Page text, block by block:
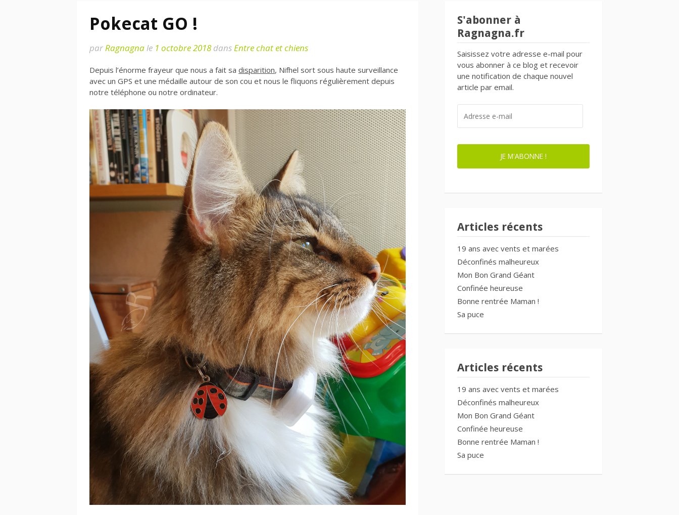
Pokecat GO !
parRagnagnale 1 octobre 2018dansEntre chat et chiens
Depuis l’énorme frayeur que nous a fait sa disparition, Nifhel sort sous haute surveillance
avec un GPS et une médaille autour de son cou et nous le fliquons régulièrement depuis
notre téléphone ou notre ordinateur.
S'abonner à
Ragnagna.fr
Saisissez votre adresse e-mail pour
vous abonner à ce blog et recevoir
une notification de chaque nouvel
article par email.
MAIL
JE M'ABONNE !
Articles récents
19 ans avec vents et marées
Déconfinés malheureux
Mon Bon Grand Géant
Confinée heureuse
Bonne rentrée Maman !
Sa puce
Articles récents
19 ans avec vents et marées
Déconfinés malheureux
Mon Bon Grand Géant
Confinée heureuse
Bonne rentrée Maman !
Sa puce